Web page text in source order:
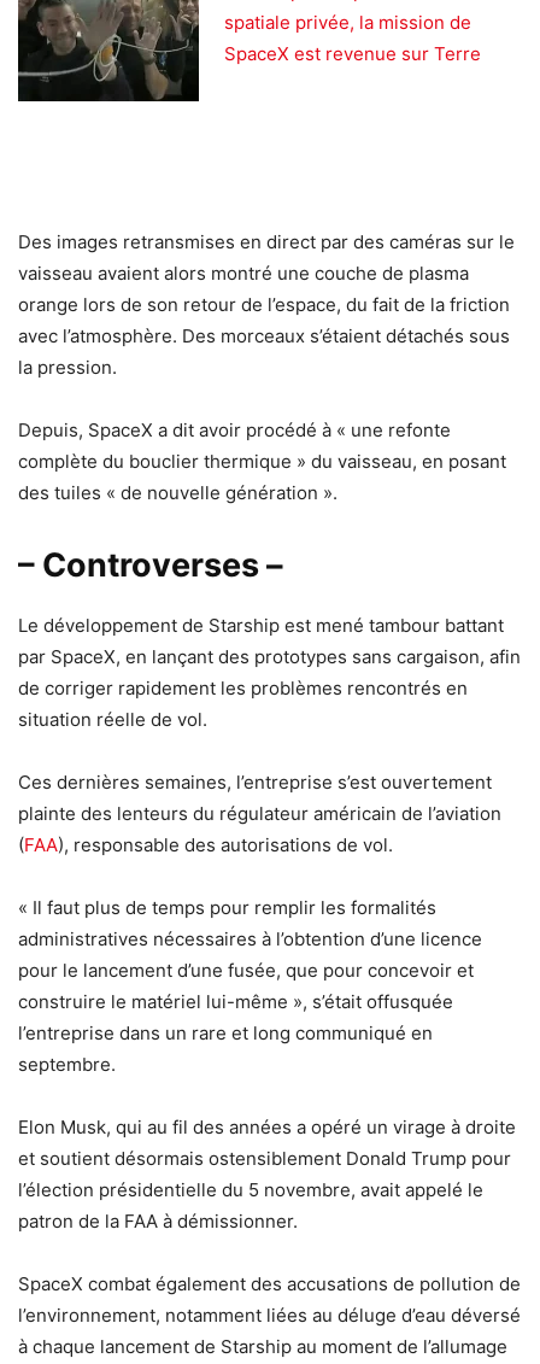
spatiale privée, la mission de
SpaceX est revenue sur Terre
Des images retransmises en direct par des caméras sur le
vaisseau avaient alors montré une couche de plasma
orange lors de son retour de l’espace, du fait de la friction
avec l’atmosphère. Des morceaux s’étaient détachés sous
la pression.
Depuis, SpaceX a dit avoir procédé à « une refonte
complète du bouclier thermique » du vaisseau, en posant
des tuiles « de nouvelle génération ».
– Controverses –
Le développement de Starship est mené tambour battant
par SpaceX, en lançant des prototypes sans cargaison, afin
de corriger rapidement les problèmes rencontrés en
situation réelle de vol.
Ces dernières semaines, l’entreprise s’est ouvertement
plainte des lenteurs du régulateur américain de l’aviation
(FAA), responsable des autorisations de vol.
« Il faut plus de temps pour remplir les formalités
administratives nécessaires à l’obtention d’une licence
pour le lancement d’une fusée, que pour concevoir et
construire le matériel lui-même », s’était offusquée
l’entreprise dans un rare et long communiqué en
septembre.
Elon Musk, qui au fil des années a opéré un virage à droite
et soutient désormais ostensiblement Donald Trump pour
l’élection présidentielle du 5 novembre, avait appelé le
patron de la FAA à démissionner.
SpaceX combat également des accusations de pollution de
l’environnement, notamment liées au déluge d’eau déversé
à chaque lancement de Starship au moment de l’allumage